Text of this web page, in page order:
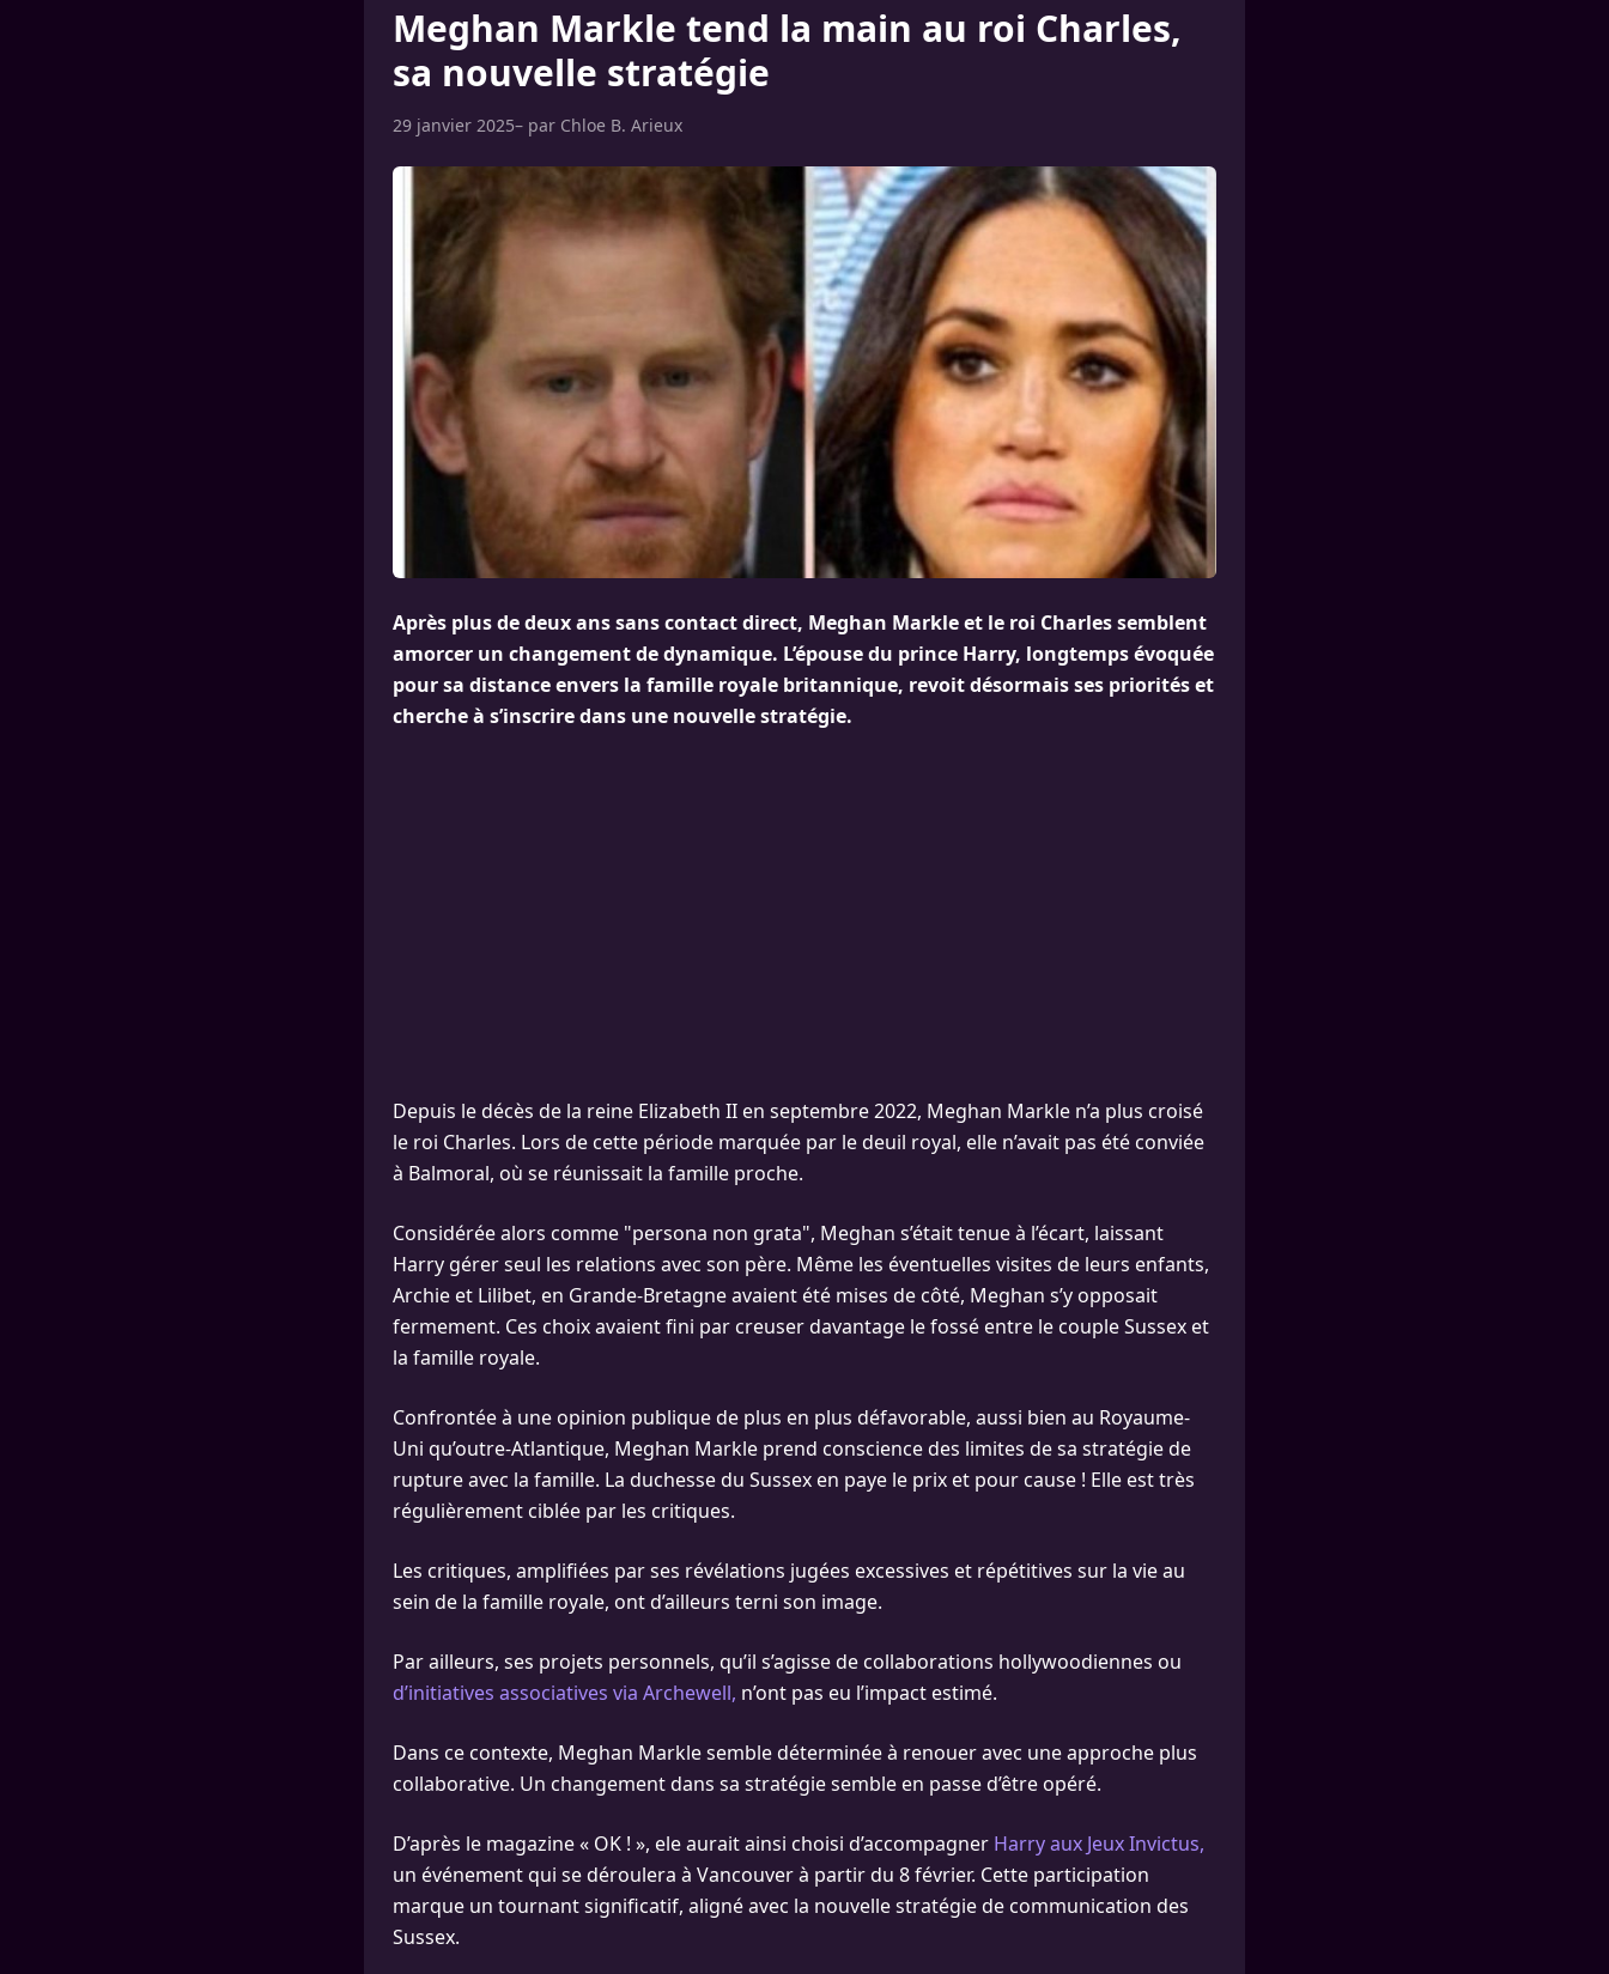
Meghan Markle tend la main au roi Charles,
sa nouvelle stratégie
29 janvier 2025– par Chloe B. Arieux
Après plus de deux ans sans contact direct, Meghan Markle et le roi Charles semblent
amorcer un changement de dynamique. L’épouse du prince Harry, longtemps évoquée
pour sa distance envers la famille royale britannique, revoit désormais ses priorités et
cherche à s’inscrire dans une nouvelle stratégie.
Depuis le décès de la reine Elizabeth II en septembre 2022, Meghan Markle n’a plus croisé
le roi Charles. Lors de cette période marquée par le deuil royal, elle n’avait pas été conviée
à Balmoral, où se réunissait la famille proche.
Considérée alors comme "persona non grata", Meghan s’était tenue à l’écart, laissant
Harry gérer seul les relations avec son père. Même les éventuelles visites de leurs enfants,
Archie et Lilibet, en Grande-Bretagne avaient été mises de côté, Meghan s’y opposait
fermement. Ces choix avaient fini par creuser davantage le fossé entre le couple Sussex et
la famille royale.
Confrontée à une opinion publique de plus en plus défavorable, aussi bien au Royaume-
Uni qu’outre-Atlantique, Meghan Markle prend conscience des limites de sa stratégie de
rupture avec la famille. La duchesse du Sussex en paye le prix et pour cause ! Elle est très
régulièrement ciblée par les critiques.
Les critiques, amplifiées par ses révélations jugées excessives et répétitives sur la vie au
sein de la famille royale, ont d’ailleurs terni son image.
Par ailleurs, ses projets personnels, qu’il s’agisse de collaborations hollywoodiennes ou
d’initiatives associatives via Archewell, n’ont pas eu l’impact estimé.
Dans ce contexte, Meghan Markle semble déterminée à renouer avec une approche plus
collaborative. Un changement dans sa stratégie semble en passe d’être opéré.
D’après le magazine « OK ! », ele aurait ainsi choisi d’accompagner Harry aux Jeux Invictus,
un événement qui se déroulera à Vancouver à partir du 8 février. Cette participation
marque un tournant significatif, aligné avec la nouvelle stratégie de communication des
Sussex.